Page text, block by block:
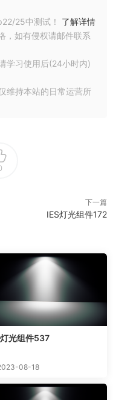
25中测试！ 了解详情
，如有侵权请邮件联系
学习使用后(24小时内)
维持本站的日常运营所
下一篇
IES灯光组件172
光组件537
08-18